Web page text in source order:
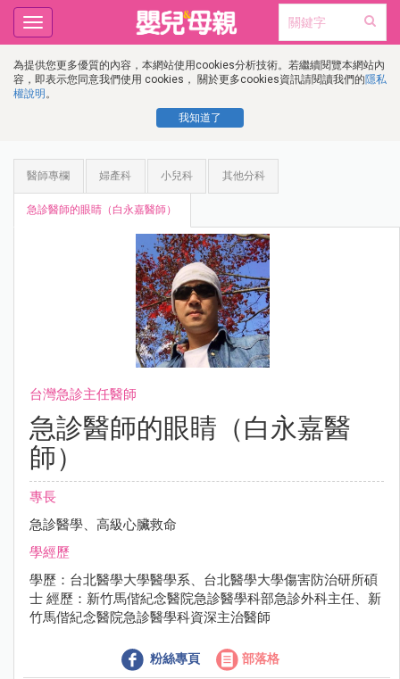
為提供您更多優質的內容，本網站使用cookies分析技術。若繼續閱覽本網站內
容，即表示您同意我們使用 cookies， 關於更多cookies資訊請閱讀我們的隱私
權說明 。
我知道了
Toggle
navigation
醫師專欄 婦產科 小兒科 其他分科
急診醫師的眼睛（白永嘉醫師）
台灣急診主任醫師
急診醫師的眼睛（白永嘉醫
師）
專長
急診醫學、高級心臟救命
學經歷
學歷：台北醫學大學醫學系、台北醫學大學傷害防治研所碩
士 經歷：新竹馬偕紀念醫院急診醫學科部急診外科主任、新
竹馬偕紀念醫院急診醫學科資深主治醫師
粉絲專頁 部落格